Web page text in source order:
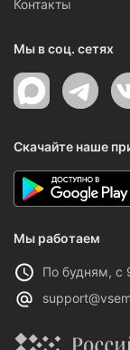
Контакты
Мы в соц. сетях
Скачайте наше
Мы работаем
По будням, с